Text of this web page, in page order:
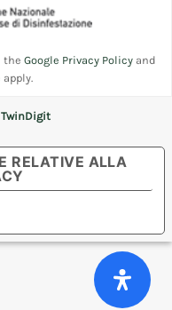
the Google Privacy Policyand
apply.
TwinDigit
RELATIVE ALLA